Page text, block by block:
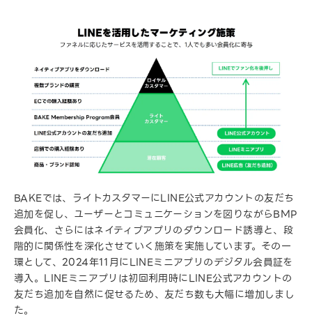
BAKEでは、ライトカスタマーにLINE公式アカウントの友だち
追加を促し、ユーザーとコミュニケーションを図りながらBMP
会員化、さらにはネイティブアプリのダウンロード誘導と、段
階的に関係性を深化させていく施策を実施しています。その一
環として、2024年11月にLINEミニアプリのデジタル会員証を
導入。LINEミニアプリは初回利用時にLINE公式アカウントの
友だち追加を自然に促せるため、友だち数も大幅に増加しまし
た。